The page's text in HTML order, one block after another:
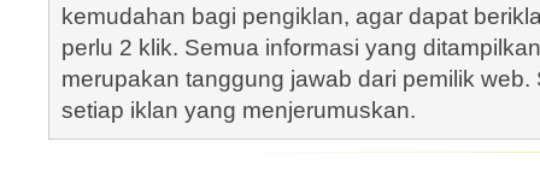
kemudahan bagi pengiklan, agar dapat
perlu 2 klik. Semua informasi yang
merupakan tanggung jawab dari pemilik
setiap iklan yang menjerumuskan.